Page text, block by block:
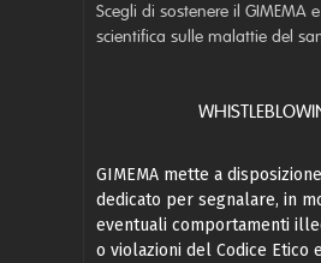
Scegli di sostenere il GIMEMA
scientifica sulle malattie del
GIMEMA mette a
dedicato per segnalare, in
eventuali comportamenti
o violazioni del Codice Etico